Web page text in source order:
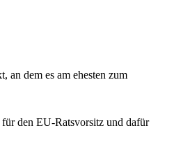
an dem es am ehesten zum
den EU-Ratsvorsitz und dafür